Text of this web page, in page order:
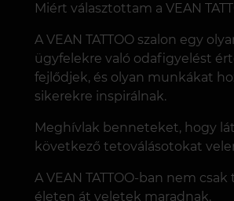
Miért választottam a VEAN
A VEAN TATTOO szalon egy
ügyfelekre való odafigyelést
fejlődjek, és olyan munkákat
sikerekre inspirálnak.
Meghívlak benneteket, hogy
következő tetoválásotokat
A VEAN TATTOO-ban nem
életen át veletek maradnak.